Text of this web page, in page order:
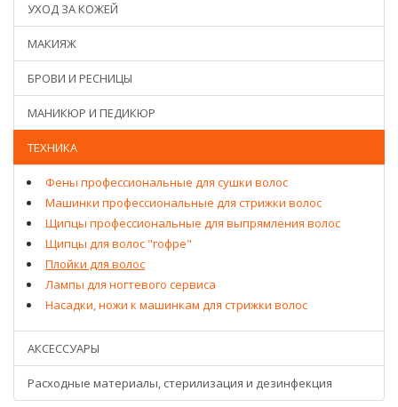
УХОД ЗА КОЖЕЙ
МАКИЯЖ
БРОВИ И РЕСНИЦЫ
МАНИКЮР И ПЕДИКЮР
ТЕХНИКА
Фены профессиональные для сушки волос
Машинки профессиональные для стрижки волос
Щипцы профессиональные для выпрямления волос
Щипцы для волос "гофре"
Плойки для волос
Лампы для ногтевого сервиса
Насадки, ножи к машинкам для стрижки волос
АКСЕССУАРЫ
Расходные материалы, стерилизация и дезинфекция